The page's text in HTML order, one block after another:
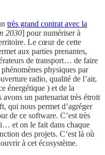
très grand contrat avec la
2030] pour numériser à
Le cœur de cette
aux parties prenantes,
de transport… de faire
physiques par
radio, qualité de l’air,
énergétique ) et de la
un partenariat très étroit
qui nous permet d’agréger
de ce software. C’est très
et on le fait dans chaque
des projets. C’est là où
à cet écosystème.